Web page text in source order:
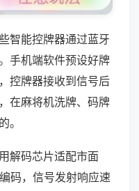
智能控牌器通过蓝牙
手机端软件预设好牌
控牌器接收到信号后
在麻将机洗牌、码牌
。
解码芯片适配市面
码，信号发射响应速